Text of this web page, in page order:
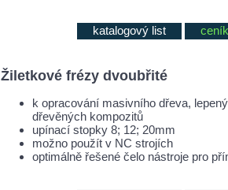
katalogový list
Žiletkové frézy dvoubřité
k opracování masivního dřeva,
dřevěných kompozitů
upínací stopky 8; 12; 20mm
možno použít v NC strojích
optimálně řešené čelo nástroje pro